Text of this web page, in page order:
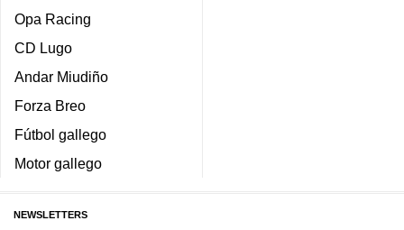
Opa Racing
CD Lugo
Andar Miudiño
Forza Breo
Fútbol gallego
Motor gallego
NEWSLETTERS